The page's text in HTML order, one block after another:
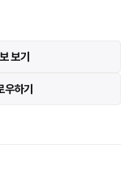
보기
하기